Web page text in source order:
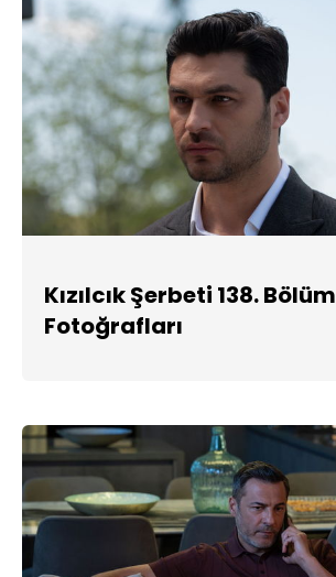
Kızılcık Şerbeti 138. Bölüm
Fotoğrafları